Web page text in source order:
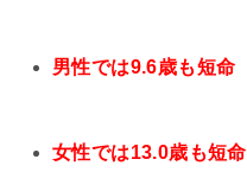
男性では9.6歳も短命
女性では13.0歳も短命